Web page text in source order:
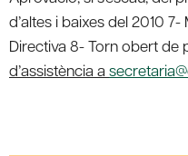
d’altes i baixes del 2010
Directiva 8- Torn obert de
d’assistència a